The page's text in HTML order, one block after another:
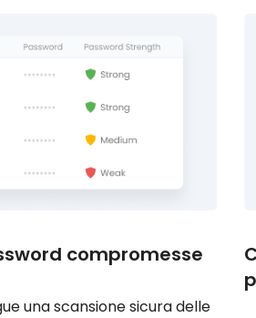
compromesse
una scansione sicura delle